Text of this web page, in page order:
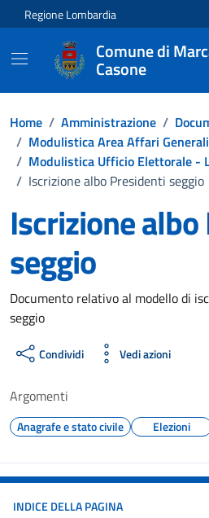
Vai ai contenuti
Vai al footer
Regione Lombardia
Comune di
Casone
Home / Amministrazione /
/ Modulistica Area Affari
/ Modulistica Ufficio Elettorale -
/ Iscrizione albo Presidenti seggio
Iscrizione
seggio
Dettagli del
Documento relativo al modello di
seggio
Condividi Vedi azioni
Argomenti
Anagrafe e stato civile Elezioni
INDICE DELLA PAGINA